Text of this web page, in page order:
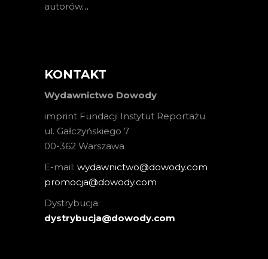
autorów…
KONTAKT
Wydawnictwo Dowody
imprint Fundacji Instytut Reportażu
ul. Gałczyńskiego 7
00-362 Warszawa
E-mail: wydawnictwo@dowody.com
promocja@dowody.com
Dystrybucja:
dystrybucja@dowody.com